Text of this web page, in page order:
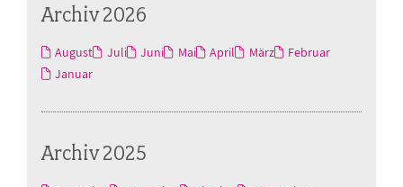
Archiv 2026
August Juli Juni Mai April März
Februar
Januar
Archiv 2025